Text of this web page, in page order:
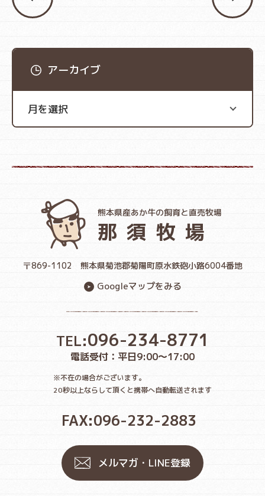
アーカイブ
熊本県産あか牛の飼育と直売牧場
那須牧場
〒869-1102 熊本県菊池郡菊陽町原水鉄砲小路6004番地
Googleマップをみる
TEL:096-234-8771
電話受付：平日9:00〜17:00
※不在の場合がございます。
20秒以上ならして頂くと携帯へ自動転送されます
FAX:096-232-2883
メルマガ・LINE登録